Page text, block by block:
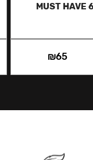
MUST HAVE
₪65